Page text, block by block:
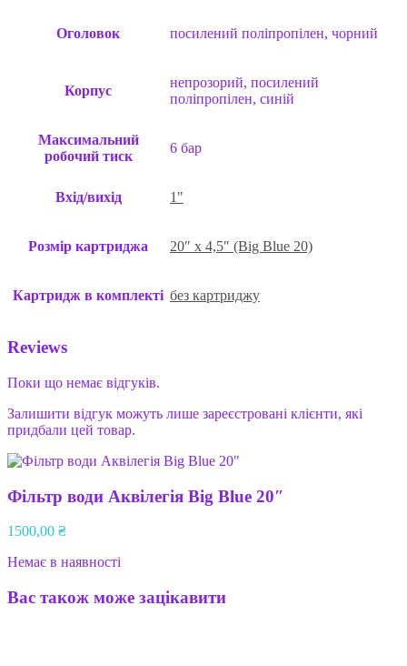
Оголовок посилений поліпропілен, чорний
Корпус
непрозорий, посилений
поліпропілен, синій
Максимальний
робочий тиск
6 бар
Вхід/вихід 1"
Розмір картриджа 20″ x 4,5″ (Big Blue 20)
Картридж в комплекті без картриджу
Reviews
Поки що немає відгуків.
Залишити відгук можуть лише зареєстровані клієнти, які
придбали цей товар.
Фільтр води Аквілегія Big Blue 20″
1500,00 ₴
Немає в наявності
Вас також може зацікавити